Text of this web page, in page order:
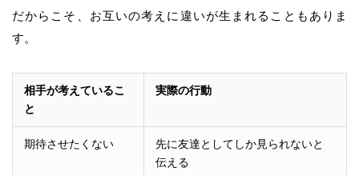
だからこそ、お互いの考えに違いが生まれることもありま
す。
相手が考えているこ
と
実際の行動
期待させたくない
先に友達としてしか見られないと
伝える